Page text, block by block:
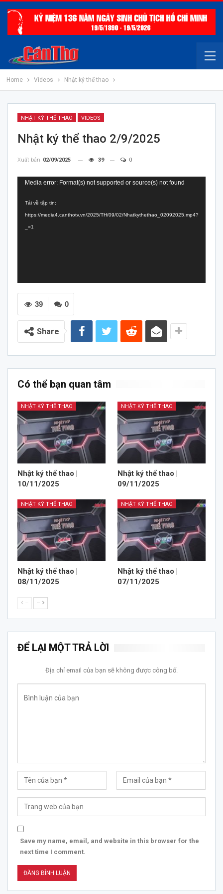
Home Videos Nhật ký thể thao
NHẬT KÝ THỂ THAO VIDEOS
Nhật ký thể thao 2/9/2025
Xuất bản 02/09/2025 39 0
Trình
Video
Media error: Format(s) not supported or source(s) not found
Tải về tập tin:
https://media4.canthotv.vn/2025/TH/09/02/Nhatkythethao_02092025.mp4?
_=1
0
39
Share
Có thể bạn quan tâm
NHẬT KÝ THỂ THAO
Nhật ký thể thao |
10/11/2025
NHẬT KÝ THỂ THAO
Nhật ký thể thao |
09/11/2025
NHẬT KÝ THỂ THAO
Nhật ký thể thao |
08/11/2025
NHẬT KÝ THỂ THAO
Nhật ký thể thao |
07/11/2025
-- --
ĐỂ LẠI MỘT TRẢ LỜI
Địa chỉ email của bạn sẽ không được công bố.
Save my name, email, and website in this browser for the
next time I comment.